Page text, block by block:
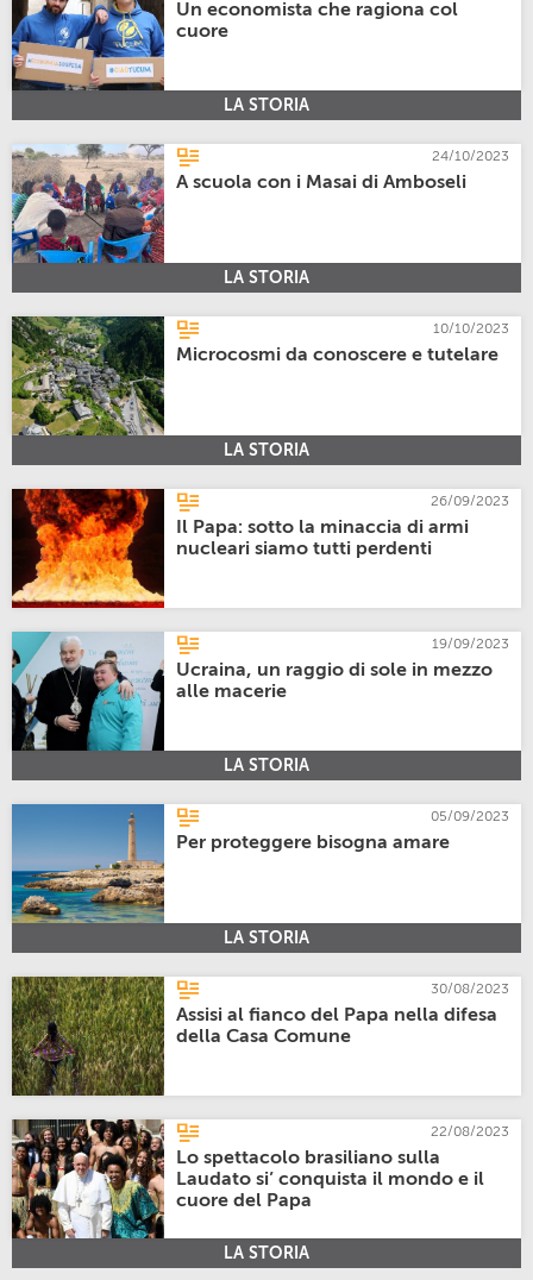
LA STORIA
Un economista che ragiona col
cuore
LA STORIA
24/10/2023
A scuola con i Masai di Amboseli
LA STORIA
10/10/2023
Microcosmi da conoscere e tutelare
26/09/2023
Il Papa: sotto la minaccia di armi
nucleari siamo tutti perdenti
LA STORIA
19/09/2023
Ucraina, un raggio di sole in mezzo
alle macerie
LA STORIA
05/09/2023
Per proteggere bisogna amare
30/08/2023
Assisi al fianco del Papa nella difesa
della Casa Comune
LA STORIA
22/08/2023
Lo spettacolo brasiliano sulla
Laudato si’ conquista il mondo e il
cuore del Papa